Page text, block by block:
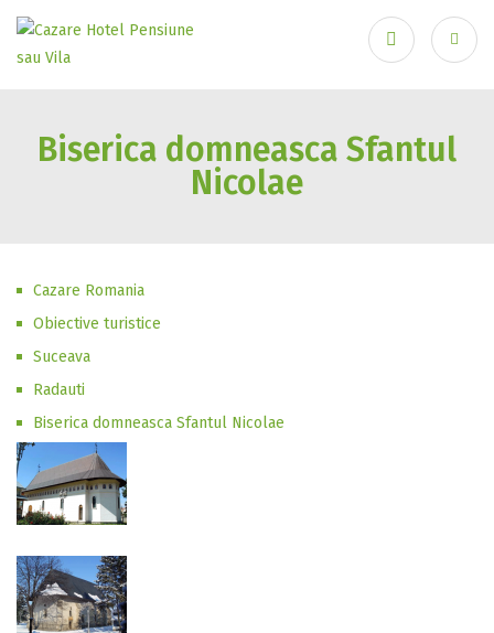
Ai uitat parola?
Biserica domneasca Sfantul
Nicolae
Cazare Romania
Obiective turistice
Suceava
Radauti
Biserica domneasca Sfantul Nicolae